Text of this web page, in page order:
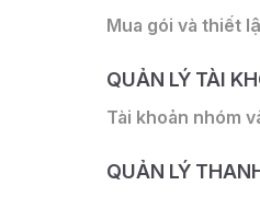
Mua gói và thiết
QUẢN LÝ TÀI
Tài khoản nhóm
QUẢN LÝ